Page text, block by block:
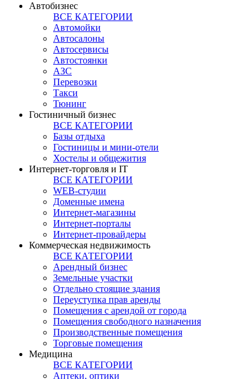
Автобизнес
ВСЕ КАТЕГОРИИ
Автомойки
Автосалоны
Автосервисы
Автостоянки
АЗС
Перевозки
Такси
Тюнинг
Гостиничный бизнес
ВСЕ КАТЕГОРИИ
Базы отдыха
Гостиницы и мини-отели
Хостелы и общежития
Интернет-торговля и IT
ВСЕ КАТЕГОРИИ
WEB-студии
Доменные имена
Интернет-магазины
Интернет-порталы
Интернет-провайдеры
Коммерческая недвижимость
ВСЕ КАТЕГОРИИ
Арендный бизнес
Земельные участки
Отдельно стоящие здания
Переуступка прав аренды
Помещения с арендой от города
Помещения свободного назначения
Производственные помещения
Торговые помещения
Медицина
ВСЕ КАТЕГОРИИ
Аптеки, оптики